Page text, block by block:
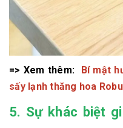
=> Xem thêm:
Bí mật
sấy lạnh thăng hoa
5. Sự khác biệt